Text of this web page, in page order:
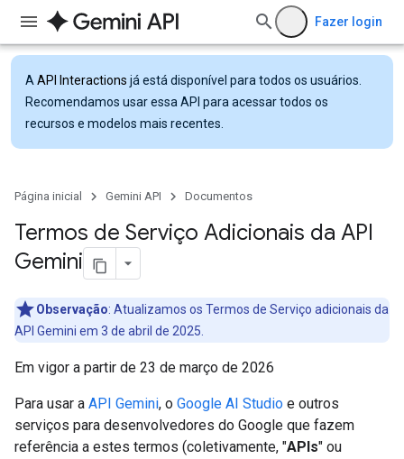
Fazer login
A API Interactions já está disponível para todos os usuários.
Recomendamos usar essa API para acessar todos os
recursos e modelos mais recentes.
Página inicial Gemini API Documentos
Termos de Serviço Adicionais da API
Gemini
Observação: Atualizamos os Termos de Serviço adicionais da
API Gemini em 3 de abril de 2025.
Em vigor a partir de 23 de março de 2026
Para usar a API Gemini, o Google AI Studio e outros
serviços para desenvolvedores do Google que fazem
referência a estes termos (coletivamente, "APIs" ou